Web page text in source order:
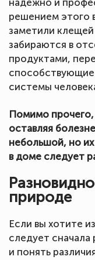
решением этого
заметили
забираются в
продуктами,
системы
Помимо
оставляя
небольшой, но
в доме следует
природе
Если вы хотите
следует сначала
и понять